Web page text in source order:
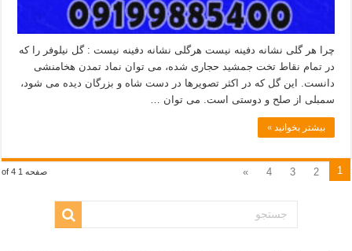
چرا هر گلی نشانه دفینه نیست هرگلی نشانه دفینه نیست : گل نیلوفر را که
در تمام نقاط تخت جمشید حجاری شده، می توان نماد تمدن هخامنشی
دانست. این گل که در اکثر تصویرها در دست شاه و بزرگان دیده می شود،
سمبلی از صلح و دوستی است. می توان …
بیشتر بخوانید »
صفحه 1 of 4 1
2
3
4
»